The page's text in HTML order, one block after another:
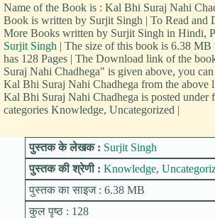
Name of the Book is : Kal Bhi Suraj Nahi
Book is written by Surjit Singh | To Read and
More Books written by Surjit Singh in Hindi,
Surjit Singh | The size of this book is 6.38
has 128 Pages | The Download link of the
Suraj Nahi Chadhega" is given above, you
Kal Bhi Suraj Nahi Chadhega from the above
Kal Bhi Suraj Nahi Chadhega is posted under
categories Knowledge, Uncategorized |
पुस्तक के लेखक : Surjit Singh
पुस्तक की श्रेणी : Knowledge,
पुस्तक का साइज : 6.38 MB
कुल पृष्ठ : 128